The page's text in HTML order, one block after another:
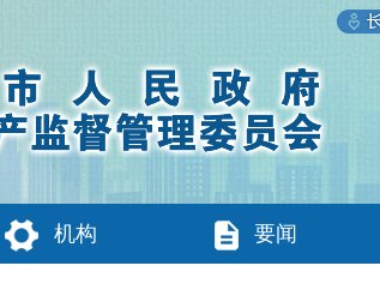
机构 要闻